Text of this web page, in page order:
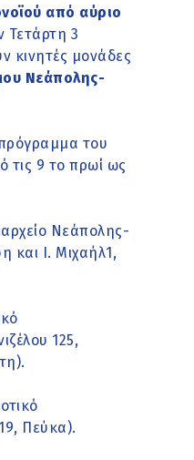
από αύριο
Τετάρτη 3
κινητές μονάδες
Νεάπολης-
του
τις 9 το πρωί ως
Νεάπολης-
και Ι. Μιχαήλ1,
125,
Πεύκα).